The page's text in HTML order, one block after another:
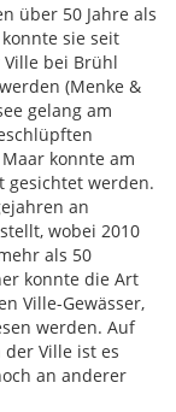
über 50 Jahre als
sie seit
bei Brühl
(Menke &
gelang am
konnte am
gesichtet werden.
an
wobei 2010
als 50
konnte die Art
Ville-Gewässer,
werden. Auf
Ville ist es
an anderer